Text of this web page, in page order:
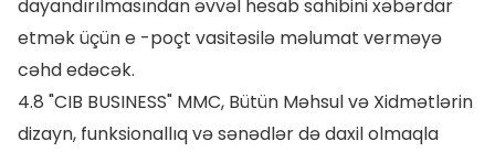
dayandırılmasından əvvəl hesab sahibini xəbərdar
etmək üçün e -poçt vasitəsilə məlumat verməyə
cəhd edəcək.
4.8 "CIB BUSINESS" MMC, Bütün Məhsul və Xidmətlərin
dizayn, funksionallıq və sənədlər də daxil olmaqla